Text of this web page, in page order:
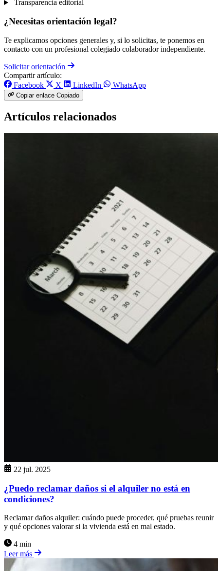
Transparencia editorial
¿Necesitas orientación legal?
Te explicamos opciones generales y, si lo solicitas, te ponemos en
contacto con un profesional colegiado colaborador independiente.
Solicitar orientación
Compartir artículo:
Facebook
X LinkedIn WhatsApp
Copiar enlace Copiado
Artículos relacionados
22 jul. 2025
¿Puedo reclamar daños si el alquiler no está en
condiciones?
Reclamar daños alquiler: cuándo puede proceder, qué pruebas reunir
y qué opciones valorar si la vivienda está en mal estado.
4 min
Leer más